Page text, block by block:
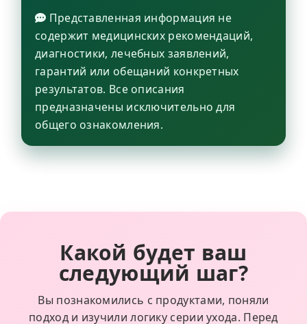
Представленная информация не
содержит медицинских рекомендаций,
диагностики, лечебных заявлений,
гарантий или обещаний конкретных
результатов. Все описания
предназначены исключительно для
общего ознакомления.
Какой будет ваш
следующий шаг?
Вы познакомились с продуктами, поняли
подход и изучили логику серии ухода. Перед